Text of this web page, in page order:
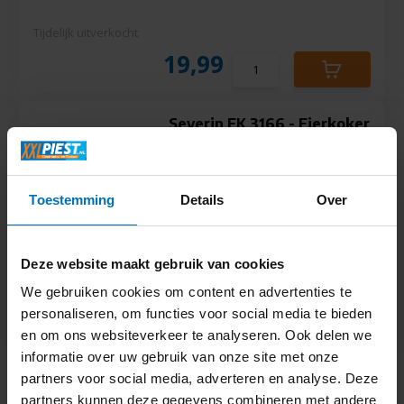
Toestemming Details Over
Deze website maakt gebruik van cookies
We gebruiken cookies om content en advertenties te
personaliseren, om functies voor social media te bieden
en om ons websiteverkeer te analyseren. Ook delen we
informatie over uw gebruik van onze site met onze
partners voor social media, adverteren en analyse. Deze
partners kunnen deze gegevens combineren met andere
19,99
Severin EK 3166 - Eierkoker
Tijdelijk uitverkocht
34,99
Het koken van eieren kan in het vervolg eenvoudig en snel,